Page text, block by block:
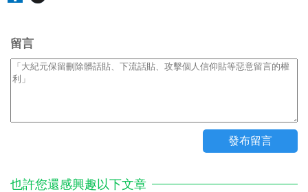
留言
也許您還感興趣以下文章